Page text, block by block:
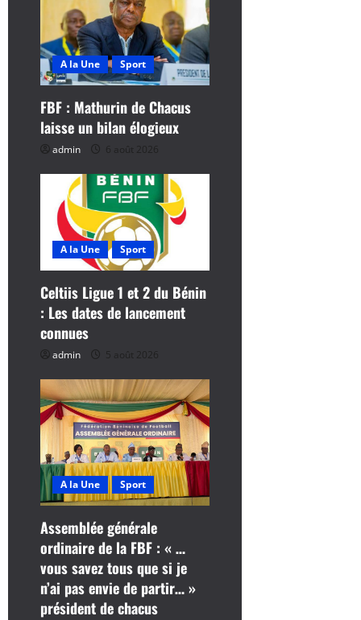
n
d
’
a
c
l
e
A la Une Sport
FBF : Mathurin de Chacus
laisse un bilan élogieux
admin 6 août 2026
A la Une Sport
Celtiis Ligue 1 et 2 du Bénin
: Les dates de lancement
connues
admin 5 août 2026
A la Une Sport
Assemblée générale
ordinaire de la FBF : « …
vous savez tous que si je
n’ai pas envie de partir… »
président de chacus